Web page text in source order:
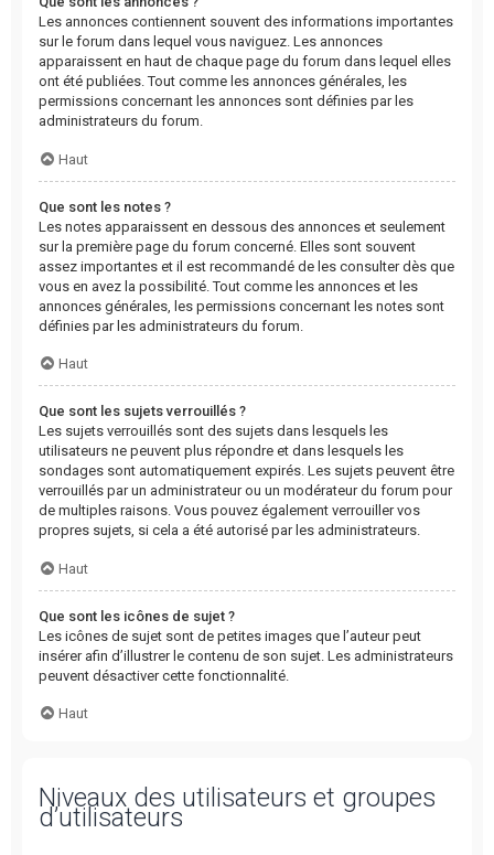
Les annonces contiennent souvent des informations importantes
sur le forum dans lequel vous naviguez. Les annonces
apparaissent en haut de chaque page du forum dans lequel elles
ont été publiées. Tout comme les annonces générales, les
permissions concernant les annonces sont définies par les
administrateurs du forum.
Haut
Que sont les notes ?
Les notes apparaissent en dessous des annonces et seulement
sur la première page du forum concerné. Elles sont souvent
assez importantes et il est recommandé de les consulter dès que
vous en avez la possibilité. Tout comme les annonces et les
annonces générales, les permissions concernant les notes sont
définies par les administrateurs du forum.
Haut
Que sont les sujets verrouillés ?
Les sujets verrouillés sont des sujets dans lesquels les
utilisateurs ne peuvent plus répondre et dans lesquels les
sondages sont automatiquement expirés. Les sujets peuvent être
verrouillés par un administrateur ou un modérateur du forum pour
de multiples raisons. Vous pouvez également verrouiller vos
propres sujets, si cela a été autorisé par les administrateurs.
Haut
Que sont les icônes de sujet ?
Les icônes de sujet sont de petites images que l’auteur peut
insérer afin d’illustrer le contenu de son sujet. Les administrateurs
peuvent désactiver cette fonctionnalité.
Haut
Niveaux des utilisateurs et groupes
d’utilisateurs